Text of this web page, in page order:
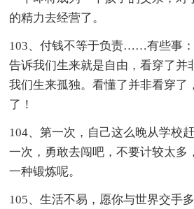
的精力去经营了。
103、付钱不等于负责……有些事
告诉我们生来就是自由，看穿了并
我们生来孤独。看懂了并非看穿了
了！
104、第一次，自己这么晚从学校
一次，勇敢去闯吧，不要计较太多
一种锻炼呢。
105、生活不易，愿你与世界交手